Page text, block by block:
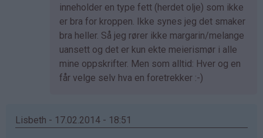
Anne
Therese
(ikke
bekreftet)
inneholder en type fett (herdet olje) som ikke
er bra for kroppen. Ikke synes jeg det smaker
bra heller. Så jeg rører ikke margarin/melange
uansett og det er kun ekte meierismør i alle
mine oppskrifter. Men som alltid: Hver og en
får velge selv hva en foretrekker :-)
Lisbeth - 17.02.2014 - 18:51